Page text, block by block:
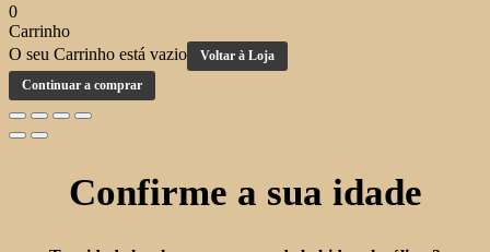
0
Carrinho
O seu Carrinho está vazio
Voltar à Loja
Continuar a comprar
Confirme a sua idade